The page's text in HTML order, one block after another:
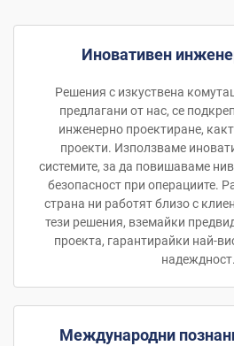
Иновативен
Решения с изкуствена
предлагани от нас, се
инженерно проектиране,
проекти. Използваме
системите, за да повишаваме
безопасност при операциите.
страна ни работят близо с
тези решения, вземайки
проекта, гарантирайки най-
надеждност.
Международни